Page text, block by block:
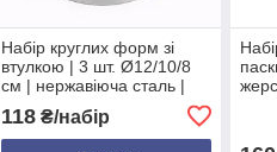
Набір круглих форм зі
втулкою | 3 шт. Ø12/10/8
см | нержавіюча сталь |
висота 4.9 см | для тортів,
салатів, десертів
118₴/набір